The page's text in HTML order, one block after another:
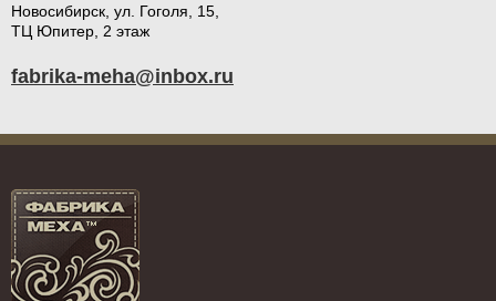
Новосибирск, ул. Гоголя, 15,
ТЦ Юпитер, 2 этаж
fabrika-meha@inbox.ru